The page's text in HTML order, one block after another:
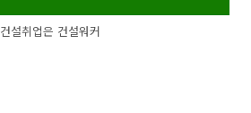
건설취업은 건설워커